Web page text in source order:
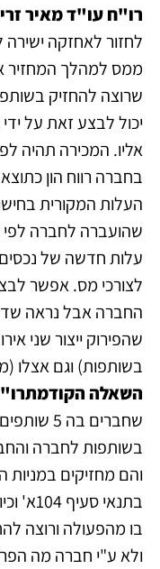
רו"ח עו"ד מאיר
לחזור לאחזקה
ממס למהלך המחזיר
שרוצה להחזיק
יכול לבצע זאת על
אליו. המכירה תהיה
בחברה רווח הון
העלות המקורית
עלות חדשה של
לצורכי מס. אפשר
החברה אבל נראה
שהפירוק ייצור שני
בשותפות) וגם אצלו
השאלה הקודמת
בשותפות לחברה
והם מחזיקים
בתנאי
בו מהפעולה ורוצה
ולא ע"י חברה מה